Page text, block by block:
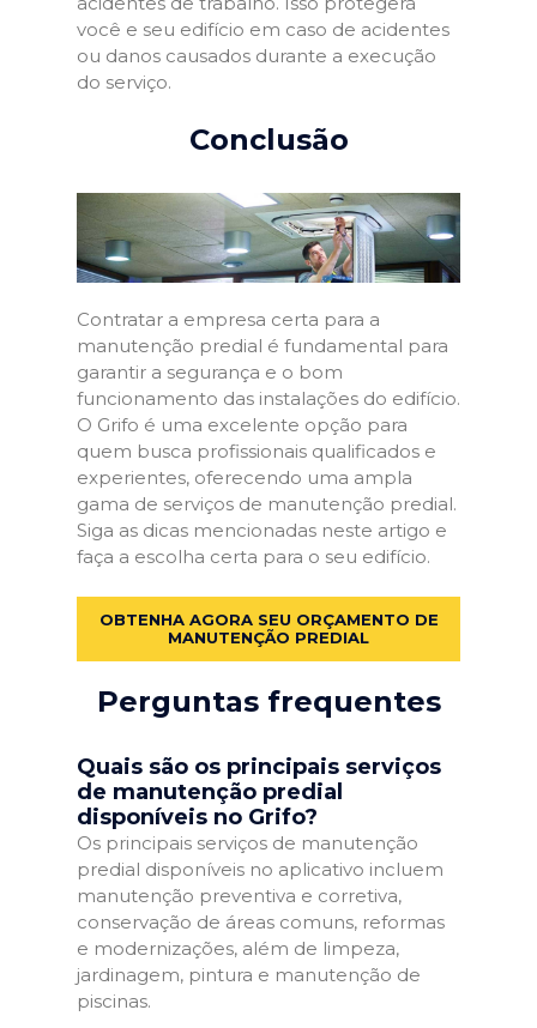
você e seu edifício em caso de acidentes
ou danos causados durante a execução
do serviço.
Conclusão
Contratar a empresa certa para a
manutenção predial é fundamental para
garantir a segurança e o bom
funcionamento das instalações do edifício.
O Grifo é uma excelente opção para
quem busca profissionais qualificados e
experientes, oferecendo uma ampla
gama de serviços de manutenção predial.
Siga as dicas mencionadas neste artigo e
faça a escolha certa para o seu edifício.
OBTENHA AGORA SEU ORÇAMENTO DE
MANUTENÇÃO PREDIAL
Perguntas frequentes
Quais são os principais serviços
de manutenção predial
disponíveis no Grifo?
Os principais serviços de manutenção
predial disponíveis no aplicativo incluem
manutenção preventiva e corretiva,
conservação de áreas comuns, reformas
e modernizações, além de limpeza,
jardinagem, pintura e manutenção de
piscinas.